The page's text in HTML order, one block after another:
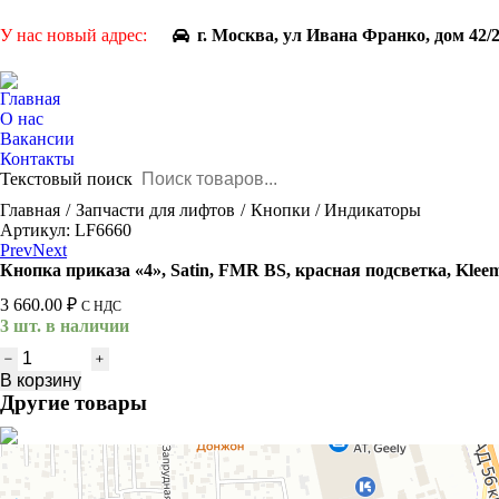
У нас новый адрес: г. Москва, ул Ивана Франко, дом 42/2
Главная
О нас
Вакансии
Контакты
Текстовый поиск
You are here:
Главная Запчасти для лифтов
Кнопки / Индикаторы
Артикул: LF6660
PrevNext
Кнопка приказа «4», Satin, FMR BS, красная подсветка,
3 660.00 ₽ С НДС
3 шт. в наличии
Количество
товара
Кнопка
приказа
"4",
Satin,
В корзину
Другие товары